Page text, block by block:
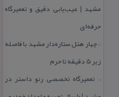
مشهد | عیب‌یابی دقیق و تعمیرگاه
حرفه‌ای
::چهار هتل‌ ستاره‌دار مشهد با فاصله
زیر 5 دقیقه تا حرم
:: تعمیرگاه تخصصی رنو داستر در